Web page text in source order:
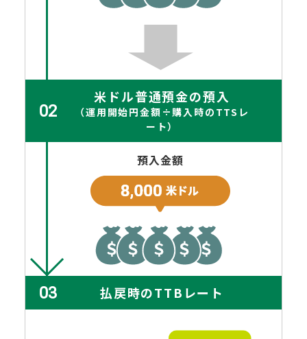
02
米ドル普通預金の預入
（運用開始円金額÷購入時のTTSレ
ート）
預入金額
03 払戻時のTTBレート